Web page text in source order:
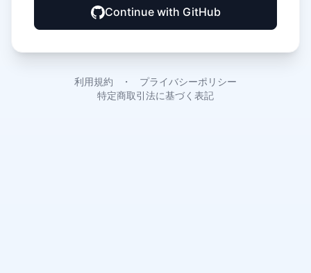
Continue with GitHub
利用規約 ・
プライバシーポリシー
特定商取引法に基づく表記